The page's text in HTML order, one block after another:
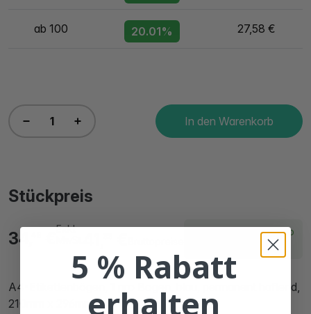
ab 100 20.01% 27,58 €
In den Warenkorb
Stückpreis
34,
Exkl.
Lieferzeit innerhalb
von 2 Arbeitstagen
A4-Etikettenbögen, 1 pro Bogen, blau, permanent haftend,
210mm x 296mm
5 % Rabatt
erhalten